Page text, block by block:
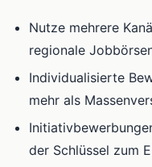
Nutze mehrere
regionale
Individualisierte
mehr als
der Schlüssel zum